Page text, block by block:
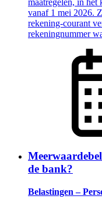
vanaf 1 mei 2026.
rekening-courant
rekeningnummer
de bank?
Belastingen –